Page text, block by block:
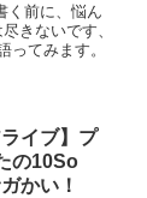
く前に、悩ん
きないです、
ってみます。
イブ】プ
の10So
かい！